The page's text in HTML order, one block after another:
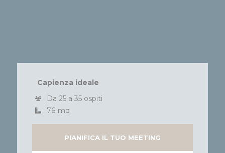
Capienza ideale
Da 25 a 35 ospiti
76 mq
PIANIFICA IL TUO MEETING